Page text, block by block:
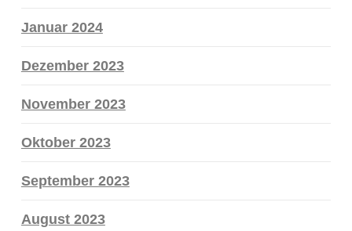
Januar 2024
Dezember 2023
November 2023
Oktober 2023
September 2023
August 2023